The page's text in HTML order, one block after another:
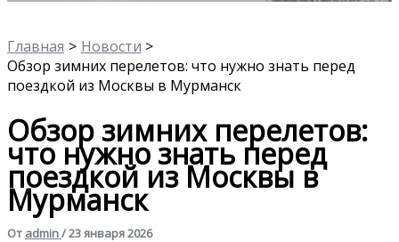
Главная
Новости
Обзор зимних перелетов: что нужно знать перед
поездкой из Москвы в Мурманск
Обзор зимних перелетов:
что нужно знать перед
поездкой из Москвы в
Мурманск
От admin/23 января 2026